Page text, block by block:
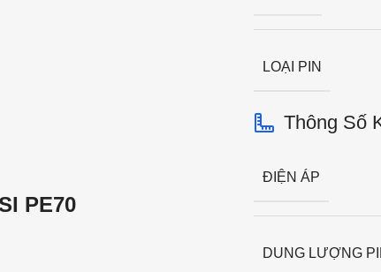
PE70
LOẠI PIN
Thông Số
ĐIỆN ÁP
DUNG LƯỢNG